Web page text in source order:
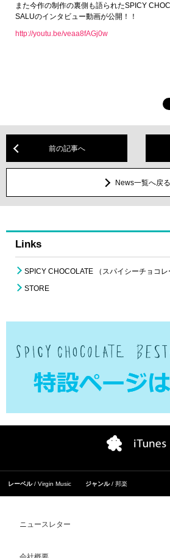
また今作の制作の裏側も語られたSPICY
SALUのインタビュー動画が公開！！
http://youtu.be/veaa8fAGj0w
前の記事へ
News一覧へ戻る
Links
SPICY CHOCOLATE （スパイシーチョコレ
STORE
レーベル Virgin Music ジャンル 邦楽
ニュースレター